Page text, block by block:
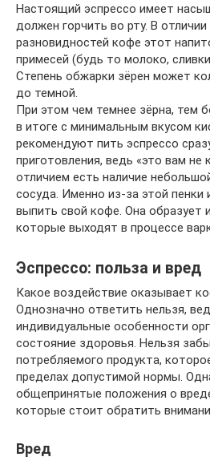
Настоящий эспрессо имеет
должен горчить во рту. В отличии
разновидностей кофе этот
примесей (будь то молоко,
Степень обжарки зёрен может
до темной.
При этом чем темнее зёрна, тем
в итоге с минимальным вкусом
рекомендуют пить эспрессо
приготовления, ведь «это вам не
отличием есть наличие
сосуда. Именно из-за этой
выпить свой кофе. Она образует
которые выходят в процессе
Эспрессо: польза и вред
Какое воздействие оказывает
Однозначно ответить нельзя,
индивидуальные особенности
состояние здоровья. Нельзя
потребляемого продукта,
пределах допустимой нормы.
общепринятые положения о
которые стоит обратить
Вред